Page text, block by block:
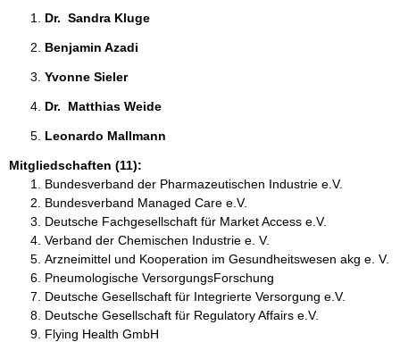
Dr.  Sandra Kluge
Benjamin Azadi
Yvonne Sieler
Dr.  Matthias Weide
Leonardo Mallmann
Mitgliedschaften (11):
Bundesverband der Pharmazeutischen Industrie e.V.
Bundesverband Managed Care e.V.
Deutsche Fachgesellschaft für Market Access e.V.
Verband der Chemischen Industrie e. V.
Arzneimittel und Kooperation im Gesundheitswesen akg e. V.
Pneumologische VersorgungsForschung
Deutsche Gesellschaft für Integrierte Versorgung e.V.
Deutsche Gesellschaft für Regulatory Affairs e.V.
Flying Health GmbH